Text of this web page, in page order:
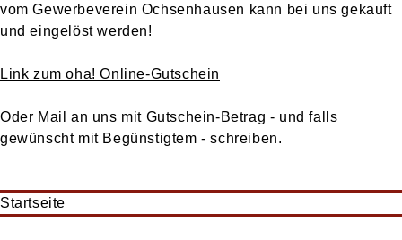
vom Gewerbeverein Ochsenhausen kann bei uns gekauft
und eingelöst werden!
Link zum oha! Online-Gutschein
Oder Mail an uns mit Gutschein-Betrag - und falls
gewünscht mit Begünstigtem - schreiben.
Startseite